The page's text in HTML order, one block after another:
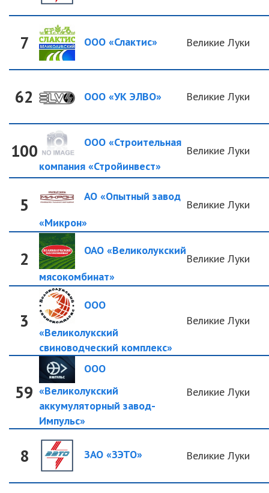
7 ООО «Слактис» Великие Луки
62 ООО «УК ЭЛВО» Великие Луки
100
ООО «Строительная
компания «Стройинвест»
Великие Луки
5
АО «Опытный завод
«Микрон»
Великие Луки
2
ОАО «Великолукский
мясокомбинат»
Великие Луки
3
ООО
«Великолукский
свиноводческий комплекс»
Великие Луки
59
ООО
«Великолукский
аккумуляторный завод-
Импульс»
Великие Луки
8 ЗАО «ЗЭТО» Великие Луки